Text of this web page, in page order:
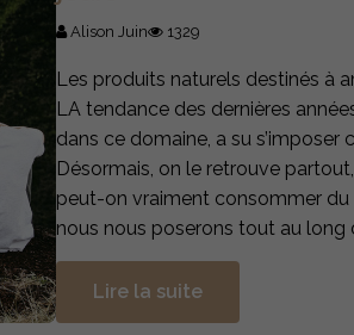
Alison Juin 1329
Les produits naturels destinés à
LA tendance des dernières
dans ce domaine, a su
Désormais, on le retrouve
peut-on vraiment consommer du
nous nous poserons tout au long
Lire la suite